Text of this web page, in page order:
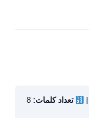
تعداد کلمات: 8